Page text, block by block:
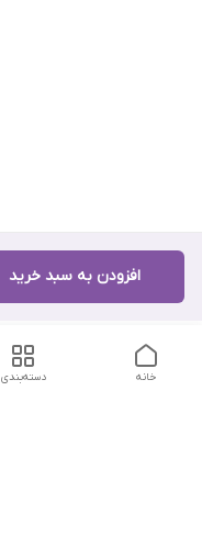
افزودن به سبد خرید
دسته‌بندی خانه